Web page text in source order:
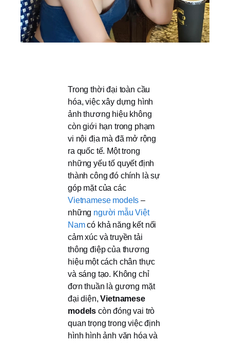
Trong thời đại toàn cầu
hóa, việc xây dựng hình
ảnh thương hiệu không
còn giới hạn trong phạm
vi nội địa mà đã mở rộng
ra quốc tế. Một trong
những yếu tố quyết định
thành công đó chính là sự
góp mặt của các
Vietnamese models –
những người mẫu Việt
Namcó khả năng kết nối
cảm xúc và truyền tải
thông điệp của thương
hiệu một cách chân thực
và sáng tạo. Không chỉ
đơn thuần là gương mặt
đại diện,Vietnamese
models còn đóng vai trò
quan trọng trong việc định
hình hình ảnh văn hóa và